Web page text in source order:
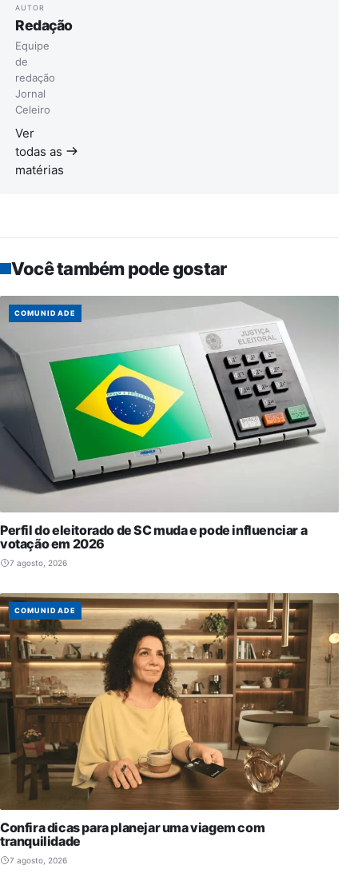
AUTOR
Redação
Equipe
de
redação
Jornal
Celeiro
Ver
todas as
matérias
Você também pode gostar
COMUNIDADE
Perfil do eleitorado de SC muda e pode influenciar a
votação em 2026
7 agosto, 2026
COMUNIDADE
Confira dicas para planejar uma viagem com
tranquilidade
7 agosto, 2026